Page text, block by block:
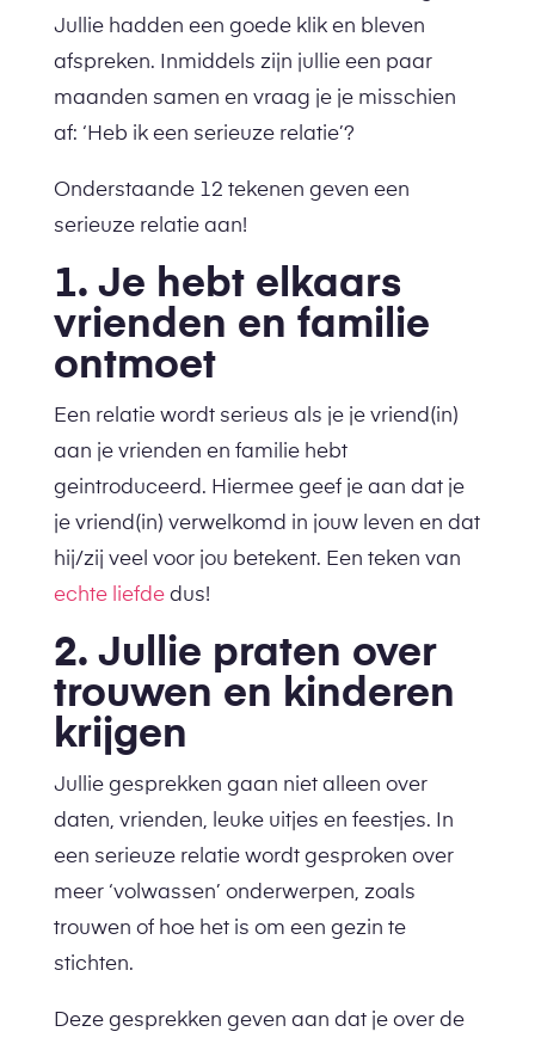
Jullie hadden een goede klik en bleven
afspreken. Inmiddels zijn jullie een paar
maanden samen en vraag je je misschien
af: ‘Heb ik een serieuze relatie’?
Onderstaande 12 tekenen geven een
serieuze relatie aan!
1. Je hebt elkaars
vrienden en familie
ontmoet
Een relatie wordt serieus als je je vriend(in)
aan je vrienden en familie hebt
geintroduceerd. Hiermee geef je aan dat je
je vriend(in) verwelkomd in jouw leven en dat
hij/zij veel voor jou betekent. Een teken van
echte liefdedus!
2. Jullie praten over
trouwen en kinderen
krijgen
Jullie gesprekken gaan niet alleen over
daten, vrienden, leuke uitjes en feestjes. In
een serieuze relatie wordt gesproken over
meer ‘volwassen’ onderwerpen, zoals
trouwen of hoe het is om een gezin te
stichten.
Deze gesprekken geven aan dat je over de